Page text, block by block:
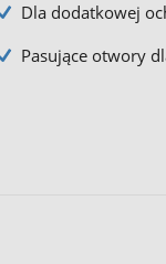
Dla dodatkowej
Pasujące otwory